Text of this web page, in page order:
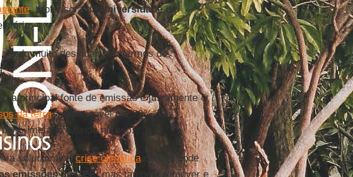
, professora da
Universidade de
muito desiguais em termos de
, a principal fonte de emissão é justamente o
da terra, responsável por 22% das
metano e óxido nitroso.
solucionar acrise climáticaporque pode
emissões de GEE, mas também remover e